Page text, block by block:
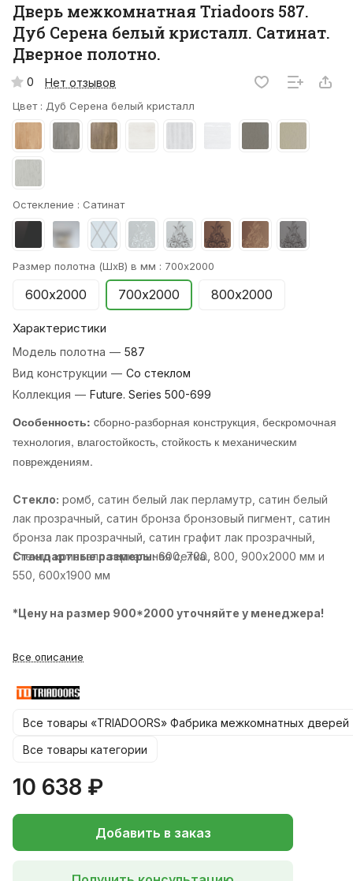
Дверь межкомнатная Triadoors 587.
Дуб Серена белый кристалл. Сатинат.
Дверное полотно.
0 Нет отзывов
Цвет : Дуб Серена белый кристалл
Остекление : Сатинат
Размер полотна (ШхВ) в мм : 700х2000
600х2000 700х2000 800х2000
Характеристики
Модель полотна — 587
Вид конструкции — Со стеклом
Коллекция — Future. Series 500-699
Особенность: cборно-разборная конструкция, бескромочная
технология, влагостойкость, стойкость к механическим
повреждениям.
Стекло: ромб, cатин белый лак перламутр, cатин белый
лак прозрачный, cатин бронза бронзовый пигмент, cатин
бронза лак прозрачный, cатин графит лак прозрачный,
cтекло кристалл зеркальная сетка..
Стандартные размеры:600, 700, 800, 900х2000 мм и
550, 600х1900 мм
*Цену на размер 900*2000 уточняйте у менеджера!
Все описание
Все товары «TRIADOORS» Фабрика межкомнатных дверей
Все товары категории
10 638 ₽
Добавить в заказ